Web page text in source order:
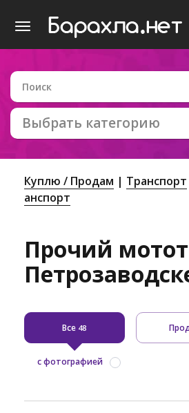
Выбрать категорию
Куплю / Продам Транспорт
анспорт
Прочий
Все 48
с фотографией